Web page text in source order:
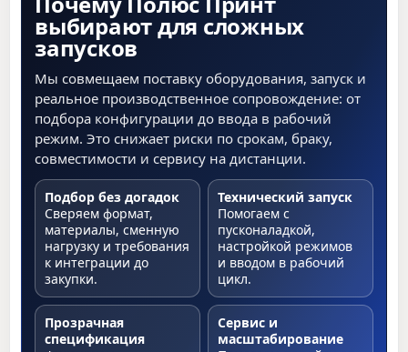
выбирают для сложных
запусков
Мы совмещаем поставку оборудования, запуск и
реальное производственное сопровождение: от
подбора конфигурации до ввода в рабочий
режим. Это снижает риски по срокам, браку,
совместимости и сервису на дистанции.
Подбор без догадок
Сверяем формат,
материалы, сменную
нагрузку и требования
к интеграции до
закупки.
Технический запуск
Помогаем с
пусконаладкой,
настройкой режимов
и вводом в рабочий
цикл.
Прозрачная
спецификация
Сервис и
масштабирование